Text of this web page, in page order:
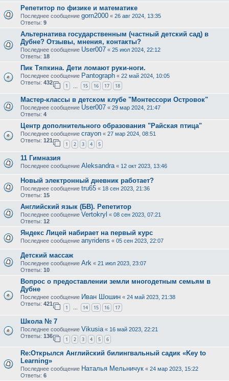
Репетитор по физике и математике
Последнее сообщение gorn2000 « 26 авг 2024, 13:35
Ответы: 9
Альтернатива государственным (частный детский сад) в
Дубне? Отзывы, мнения, контакты?
Последнее сообщение User007 « 25 июл 2024, 22:12
Ответы: 18
Пик Тяпкина. Дети ломают руки-ноги.
Последнее сообщение Pantograph « 22 май 2024, 10:05
Ответы: 432
1 15 16 17 18
Мастер-классы в детском клубе "Монтессори Островок"
Последнее сообщение User007 « 29 мар 2024, 21:47
Ответы: 4
Центр дополнительного образования "Райская птица"
Последнее сообщение crayon « 27 мар 2024, 08:51
Ответы: 121
1 2 3 4 5
11 Гимназия
Последнее сообщение Aleksandra « 12 окт 2023, 13:46
Новый электронный дневник работает?
Последнее сообщение tru65 « 18 сен 2023, 21:36
Ответы: 15
Английский язык (БВ). Репетитор
Последнее сообщение Vertokryl « 08 сен 2023, 07:21
Ответы: 12
Яндекс Лицей набирает на первый курс
Последнее сообщение anyridens « 05 сен 2023, 22:07
Детский массаж
Последнее сообщение Ark « 21 июл 2023, 23:07
Ответы: 10
Вопрос о предоставлении земли многодетным семьям в
Дубне
Последнее сообщение Иван Шошин « 24 май 2023, 21:38
Ответы: 421
1 … 14 15 16 17
Школа № 7
Последнее сообщение Vikusia « 16 май 2023, 22:21
Ответы: 136
1 2 3 4 5 6
Re:Открылся Английский билингвальный садик «Key to
Leаrning»
Последнее сообщение Наталья Мельничук « 24 мар 2023, 15:22
Ответы: 6